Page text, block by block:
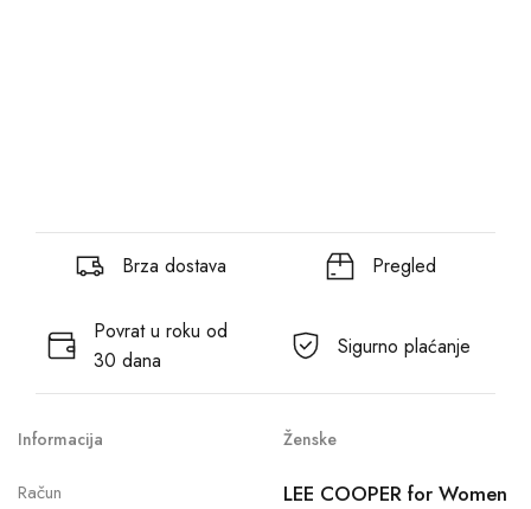
Brza dostava Pregled
Povrat u roku od
30 dana
Sigurno plaćanje
Informacija
Račun
Ženske
LEE COOPER for Women